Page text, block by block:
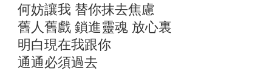
何妨讓我 替你抹去焦慮
舊人舊戲 鎖進靈魂 放心裏
明白現在我跟你
通通必須過去